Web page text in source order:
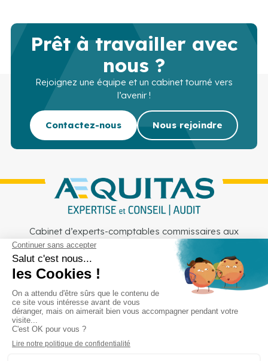
Prêt à travailler avec
nous ?
Rejoignez une équipe et un cabinet tourné vers
l’avenir !
Contactez-nous Nous rejoindre
Cabinet d’experts-comptables commissaires aux
comptes sur Lille, Lens et Douai
Services Secteurs Outils
Cabinet
Recrutement